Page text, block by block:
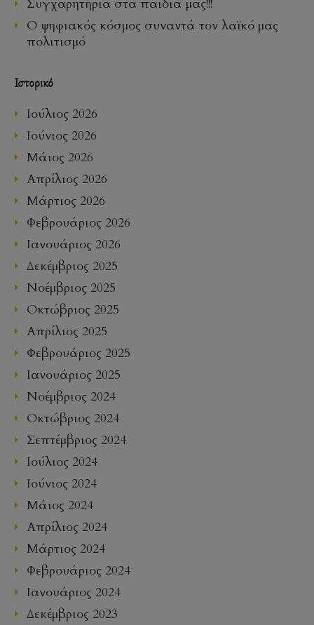
Συγχαρητήρια στα παιδιά μας!!!
Ο ψηφιακός κόσμος συναντά τον λαϊκό μας
πολιτισμό
Ιστορικό
Ιούλιος 2026
Ιούνιος 2026
Μάιος 2026
Απρίλιος 2026
Μάρτιος 2026
Φεβρουάριος 2026
Ιανουάριος 2026
Δεκέμβριος 2025
Νοέμβριος 2025
Οκτώβριος 2025
Απρίλιος 2025
Φεβρουάριος 2025
Ιανουάριος 2025
Νοέμβριος 2024
Οκτώβριος 2024
Σεπτέμβριος 2024
Ιούλιος 2024
Ιούνιος 2024
Μάιος 2024
Απρίλιος 2024
Μάρτιος 2024
Φεβρουάριος 2024
Ιανουάριος 2024
Δεκέμβριος 2023